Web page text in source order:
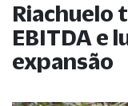
Riachuelo
EBITDA e
expansão